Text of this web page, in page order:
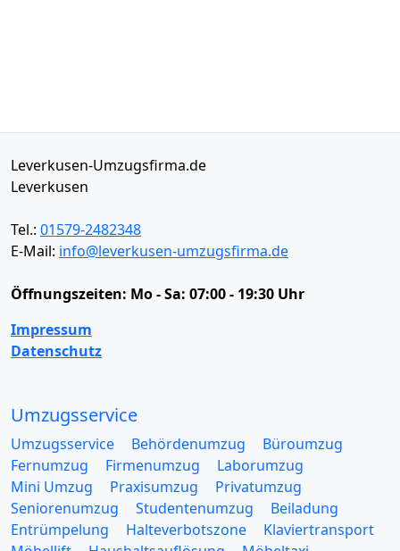
Leverkusen-Umzugsfirma.de
Leverkusen
Tel.: 01579-2482348
E-Mail: info@leverkusen-umzugsfirma.de
Öffnungszeiten: Mo - Sa: 07:00 - 19:30 Uhr
Impressum
Datenschutz
Umzugsservice
Umzugsservice Behördenumzug
Büroumzug
Fernumzug
Firmenumzug
Laborumzug
Mini Umzug
Praxisumzug
Privatumzug
Seniorenumzug
Studentenumzug
Beiladung
Entrümpelung
Halteverbotszone
Klaviertransport